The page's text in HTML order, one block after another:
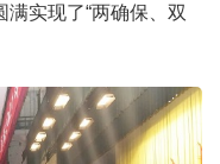
实现了“两确保、双